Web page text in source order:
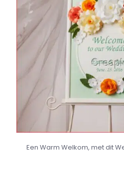
Een Warm Welkom, met dit